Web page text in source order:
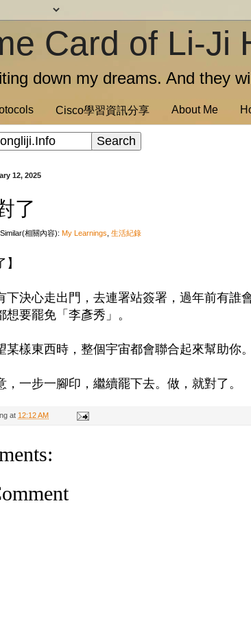
Card of Li-Ji
down my dreams. And they
Cisco學習資訊分享 About Me
12, 2025
了
Similar(相關內容): My Learnings 生活紀錄
下決心走出門，去連署站簽署，過年前有誰
想要罷免「李彥秀」。
某樣東西時，整個宇宙都會聯合起來幫助你。
，一步一腳印，繼續罷下去。做，就對了。
at 12:12 AM